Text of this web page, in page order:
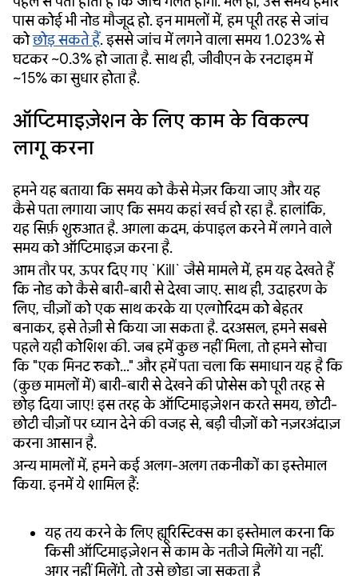
पास कोई भी नोड मौजूद हो. इन मामलों में, हम पूरी तरह से जांच
कोछोड़ सकते हैं. इससे जांच में लगने वाला समय 1.023% से
घटकर ~0.3% हो जाता है. साथ ही, जीवीएन के रनटाइम में
~15% का सुधार होता है.
ऑप्टिमाइज़ेशन के लिए काम के विकल्प
लागू करना
हमने यह बताया कि समय को कैसे मेज़र किया जाए और यह
कैसे पता लगाया जाए कि समय कहां खर्च हो रहा है. हालांकि,
यह सिर्फ़ शुरुआत है. अगला कदम, कंपाइल करने में लगने वाले
समय को ऑप्टिमाइज़ करना है.
आम तौर पर, ऊपर दिए गए `Kill` जैसे मामले में, हम यह देखते हैं
कि नोड को कैसे बारी-बारी से देखा जाए. साथ ही, उदाहरण के
लिए, चीज़ों को एक साथ करके या एल्गोरिदम को बेहतर
बनाकर, इसे तेज़ी से किया जा सकता है. दरअसल, हमने सबसे
पहले यही कोशिश की. जब हमें कुछ नहीं मिला, तो हमने सोचा
कि "एक मिनट रुको..." और हमें पता चला कि समाधान यह है कि
(कुछ मामलों में) बारी-बारी से देखने की प्रोसेस को पूरी तरह से
छोड़ दिया जाए! इस तरह के ऑप्टिमाइज़ेशन करते समय, छोटी-
छोटी चीज़ों पर ध्यान देने की वजह से, बड़ी चीज़ों को नज़रअंदाज़
करना आसान है.
अन्य मामलों में, हमने कई अलग-अलग तकनीकों का इस्तेमाल
किया. इनमें ये शामिल हैं:
यह तय करने के लिए ह्यूरिस्टिक्स का इस्तेमाल करना कि
किसी ऑप्टिमाइज़ेशन से काम के नतीजे मिलेंगे या नहीं.
अगर नहीं मिलेंगे, तो उसे छोड़ा जा सकता है